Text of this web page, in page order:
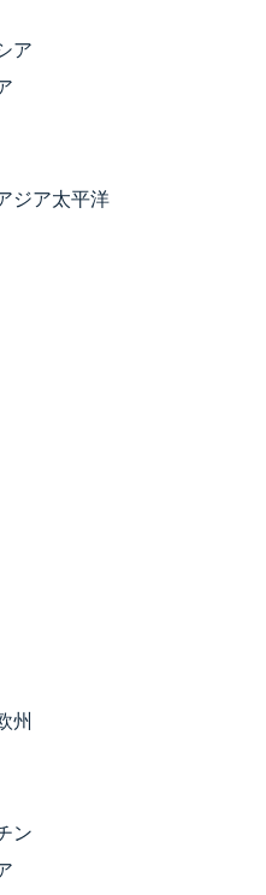
ア
ジア太平洋
州
ン